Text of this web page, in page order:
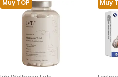
Muy TOP Muy